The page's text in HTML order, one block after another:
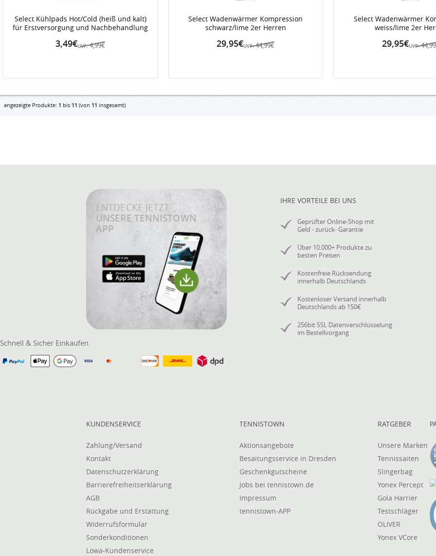
Select Kühlpads Hot/Cold (heiß und kalt)
für Erstversorgung und Nachbehandlung
UVP: 4,99€
3,49€
Select Wadenwärmer Kompression
schwarz/lime 2er Herren
UVP: 44,99€
29,95€
Select Wadenwärmer
weiss/lime 2er
UVP:
29,95€
angezeigte Produkte: 1 bis 11 (von 11 insgesamt)
ENTDECKE JETZT
UNSERE TENNISTOWN
APP
IHRE VORTEILE BEI UNS
Geprüfter Online-Shop mit
Geld - zurück- Garantie
Über 10.000+ Produkte zu
besten Preisen
Kostenfreie Rücksendung
innerhalb Deutschlands
Kostenloser Versand innerhalb
Deutschlands ab 150€
256bit SSL Datenverschlüsselung
im Bestellvorgang
Schnell & Sicher Einkaufen
KUNDENSERVICE
Zahlung/Versand
Kontakt
Datenschutzerklärung
Barrierefreiheitserklärung
AGB
Rückgabe und Erstattung
Widerrufsformular
Sonderkonditionen
Lowa-Kundenservice
TENNISTOWN
Aktionsangebote
Besaitungsservice in Dresden
Geschenkgutscheine
Jobs bei tennistown.de
Impressum
tennistown-APP
RATGEBER
Unsere Marken
Tennissaiten
Slingerbag
Yonex Percept
Gola Harrier
Testschläger
OLIVER
Yonex VCore